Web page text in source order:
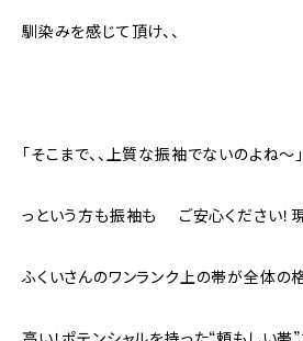
馴染みを感じて頂け、、
「そこまで、、上質な振袖でないのよね〜」
っという方も振袖も ご安心ください！
ふくいさんのワンランク上の帯が全体の